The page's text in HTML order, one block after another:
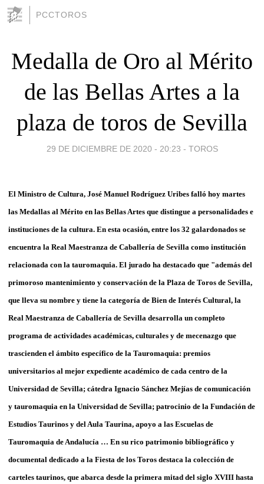
PCCTOROS
Medalla de Oro al Mérito
de las Bellas Artes a la
plaza de toros de Sevilla
29 DE DICIEMBRE DE 2020 - 20:23 - TOROS
El Ministro de Cultura, José Manuel Rodríguez Uribes falló hoy martes
las Medallas al Mérito en las Bellas Artes que distingue a personalidades e
instituciones de la cultura. En esta ocasión, entre los 32 galardonados se
encuentra la Real Maestranza de Caballería de Sevilla como institución
relacionada con la tauromaquia. El jurado ha destacado que "además del
primoroso mantenimiento y conservación de la Plaza de Toros de Sevilla,
que lleva su nombre y tiene la categoría de Bien de Interés Cultural, la
Real Maestranza de Caballería de Sevilla desarrolla un completo
programa de actividades académicas, culturales y de mecenazgo que
trascienden el ámbito específico de la Tauromaquia: premios
universitarios al mejor expediente académico de cada centro de la
Universidad de Sevilla; cátedra Ignacio Sánchez Mejías de comunicación
y tauromaquia en la Universidad de Sevilla; patrocinio de la Fundación de
Estudios Taurinos y del Aula Taurina, apoyo a las Escuelas de
Tauromaquia de Andalucía … En su rico patrimonio bibliográfico y
documental dedicado a la Fiesta de los Toros destaca la colección de
carteles taurinos, que abarca desde la primera mitad del siglo XVIII hasta